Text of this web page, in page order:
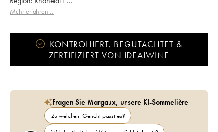
Appellation:
Vaucluse (Vin de Pays de Vaucluse)
Mehr erfahren …
KONTROLLIERT, BEGUTACHTET &
ZERTIFIZIERT VON IDEALWINE
Fragen Sie Margaux, unsere KI-Sommelière
Zu welchem Gericht passt es?